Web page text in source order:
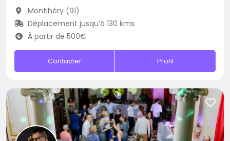
Montlhéry (91)
Déplacement jusqu’à 130 kms
À partir de 500€
Contacter Profil